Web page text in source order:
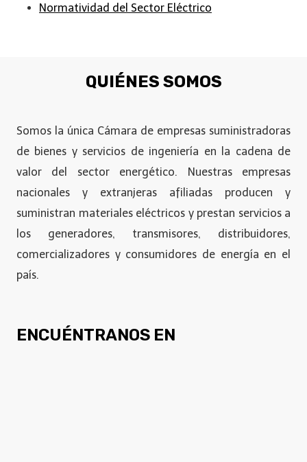
Normatividad del Sector Eléctrico
QUIÉNES SOMOS
Somos la única Cámara de empresas suministradoras
de bienes y servicios de ingeniería en la cadena de
valor del sector energético. Nuestras empresas
nacionales y extranjeras afiliadas producen y
suministran materiales eléctricos y prestan servicios a
los generadores, transmisores, distribuidores,
comercializadores y consumidores de energía en el
país.
ENCUÉNTRANOS EN